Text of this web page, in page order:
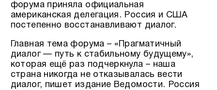
форума приняла официальная
американская делегация. Россия и США
постепенно восстанавливают диалог.
Главная тема форума – «Прагматичный
диалог — путь к стабильному будущему»,
которая ещё раз подчеркнула – наша
страна никогда не отказывалась вести
диалог, пишет издание Ведомости. Россия